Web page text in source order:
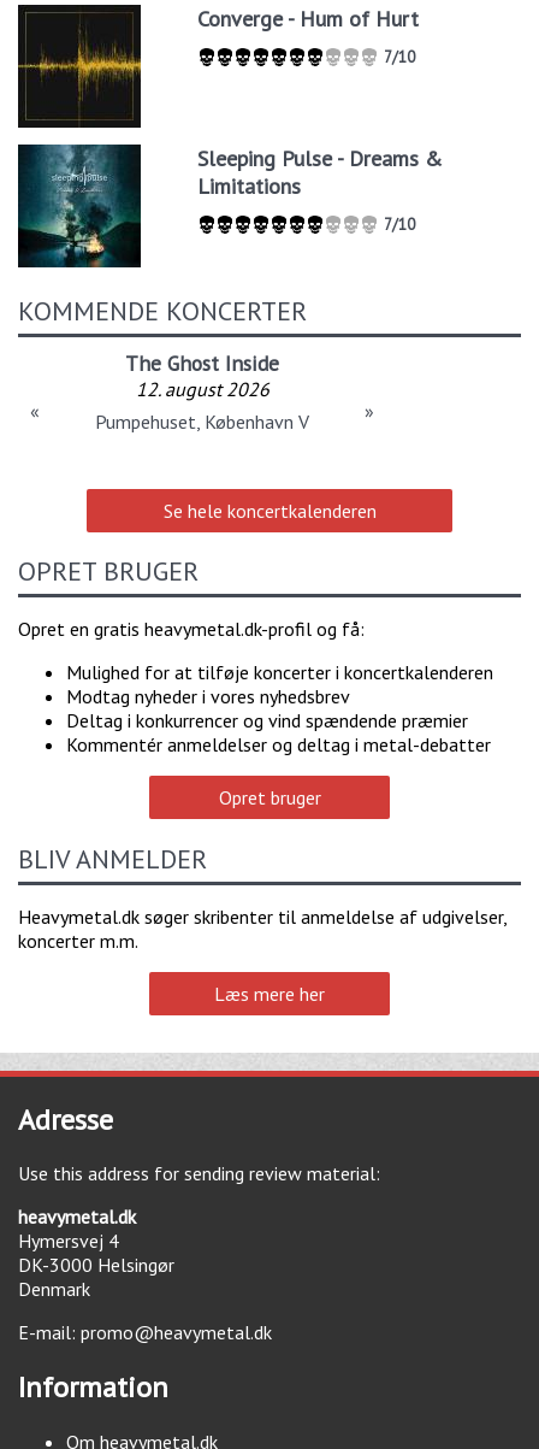
Converge - Hum of Hurt
7/10
Sleeping Pulse - Dreams &
Limitations
7/10
KOMMENDE KONCERTER
The Ghost Inside
12. august 2026
Pumpehuset, København V
« »
Se hele koncertkalenderen
OPRET BRUGER
Opret en gratis heavymetal.dk-profil og få:
Mulighed for at tilføje koncerter i koncertkalenderen
Modtag nyheder i vores nyhedsbrev
Deltag i konkurrencer og vind spændende præmier
Kommentér anmeldelser og deltag i metal-debatter
Opret bruger
BLIV ANMELDER
Heavymetal.dk søger skribenter til anmeldelse af udgivelser,
koncerter m.m.
Læs mere her
Adresse
Use this address for sending review material:
heavymetal.dk
Hymersvej 4
DK-3000 Helsingør
Denmark
E-mail: promo@heavymetal.dk
Information
Om heavymetal.dk